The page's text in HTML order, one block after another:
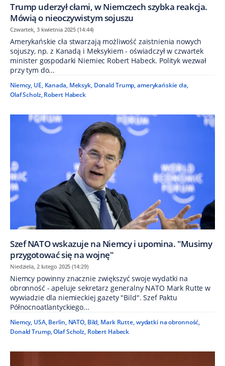
Trump uderzył cłami, w Niemczech szybka reakcja.
Mówią o nieoczywistym sojuszu
Czwartek, 3 kwietnia 2025 (14:44)
Amerykańskie cła stwarzają możliwość zaistnienia nowych
sojuszy, np. z Kanadą i Meksykiem - oświadczył w czwartek
minister gospodarki Niemiec Robert Habeck. Polityk wezwał
przy tym do...
Niemcy, UE, Kanada, Meksyk, Donald Trump,amerykańskie cła,
Olaf Scholz, Robert Habeck
Szef NATO wskazuje na Niemcy i upomina. "Musimy
przygotować się na wojnę"
Niedziela, 2 lutego 2025 (14:29)
Niemcy powinny znacznie zwiększyć swoje wydatki na
obronność - apeluje sekretarz generalny NATO Mark Rutte w
wywiadzie dla niemieckiej gazety "Bild". Szef Paktu
Północnoatlantyckiego...
Niemcy, USA, Berlin, NATO, Bild, Mark Rutte,wydatki na obronność,
Donald Trump,Olaf Scholz, Robert Habeck